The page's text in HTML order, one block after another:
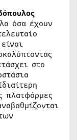
όσα έχουν
στο
πλατφόρμες